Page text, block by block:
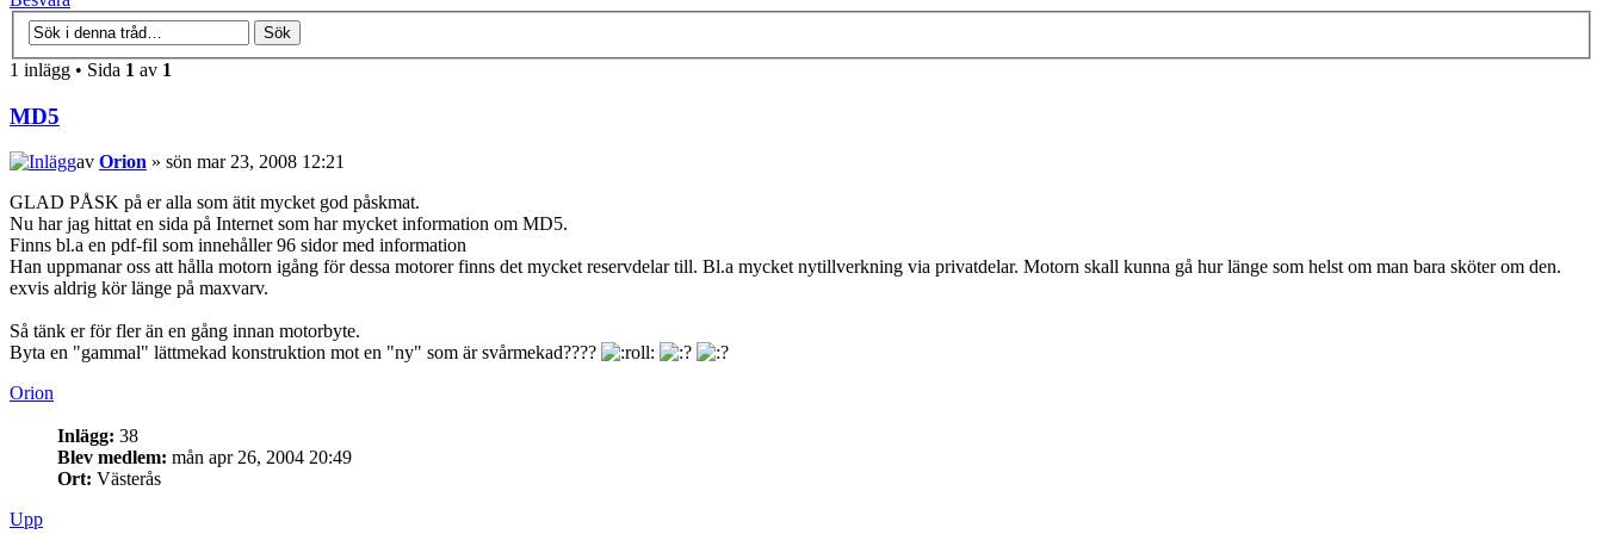
1 inlägg • Sida 1 av 1
MD5
av Orion » sön mar 23, 2008 12:21
GLAD PÅSK på er alla som ätit mycket god påskmat.
Nu har jag hittat en sida på Internet som har mycket information om MD5.
Finns bl.a en pdf-fil som innehåller 96 sidor med information
Han uppmanar oss att hålla motorn igång för dessa motorer finns det mycket reservdelar till. Bl.a mycket nytillverkning via privatdelar. Motorn skall kunna gå hur länge som helst om man bara sköter om den.
exvis aldrig kör länge på maxvarv.
Så tänk er för fler än en gång innan motorbyte.
Byta en "gammal" lättmekad konstruktion mot en "ny" som är svårmekad????
Orion
Inlägg: 38
Blev medlem: mån apr 26, 2004 20:49
Ort: Västerås
Upp